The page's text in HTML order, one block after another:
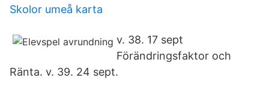
Skolor umeå karta
v. 38. 17 sept
Förändringsfaktor och
Ränta. v. 39. 24 sept.